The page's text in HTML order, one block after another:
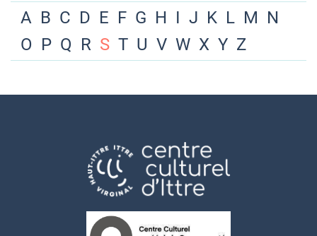
A B C D E F G H I J K L M N
O P Q R S T U V W X Y Z